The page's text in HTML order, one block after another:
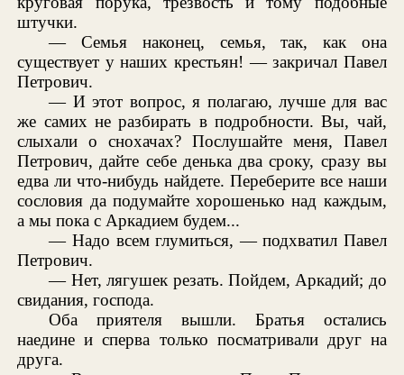
штучки.
— Семья наконец, семья, так, как она
существует у наших крестьян! — закричал Павел
Петрович.
— И этот вопрос, я полагаю, лучше для вас
же самих не разбирать в подробности. Вы, чай,
слыхали о снохачах? Послушайте меня, Павел
Петрович, дайте себе денька два сроку, сразу вы
едва ли что-нибудь найдете. Переберите все наши
сословия да подумайте хорошенько над каждым,
а мы пока с Аркадием будем...
— Надо всем глумиться, — подхватил Павел
Петрович.
— Нет, лягушек резать. Пойдем, Аркадий; до
свидания, господа.
Оба приятеля вышли. Братья остались
наедине и сперва только посматривали друг на
друга.